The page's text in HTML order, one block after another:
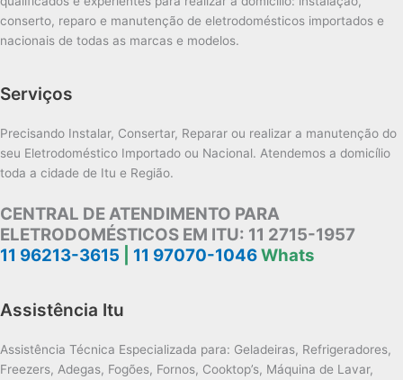
conserto, reparo e manutenção de eletrodomésticos importados e
nacionais de todas as marcas e modelos.
Serviços
Precisando Instalar, Consertar, Reparar ou realizar a manutenção do
seu Eletrodoméstico Importado ou Nacional. Atendemos a domicílio
toda a cidade de Itu e Região.
CENTRAL DE ATENDIMENTO PARA
ELETRODOMÉSTICOS EM ITU: 11 2715-1957
11 96213-3615
11 97070-1046Whats
Assistência Itu
Assistência Técnica Especializada para: Geladeiras, Refrigeradores,
Freezers, Adegas, Fogões, Fornos, Cooktop’s, Máquina de Lavar,